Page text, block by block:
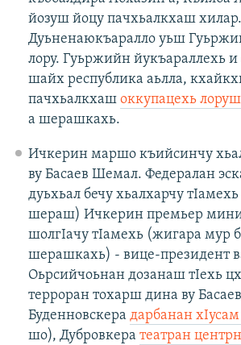
йозуш йоцу пачхьалкхаш хилар.
Дуьненаюкъаралло уьш
лору. Гуьржийн йукъараллехь
шайх республика аьлла,
пачхьалкхаш оккупацехь
а шерашкахь.
Ичкерин маршо къийсинчу
ву Басаев Шемал. Федералан
дуьхьал бечу хьалхарчу тIамехь
шераш) Ичкерин премьер
шолгIачу тIамехь (жигара мур
шерашкахь) - вице-президент
Оьрсийчоьнан дозанаш тIехь
терроран тохарш дина ву
Буденновскера дарбанан
шо), Дубровкера театран